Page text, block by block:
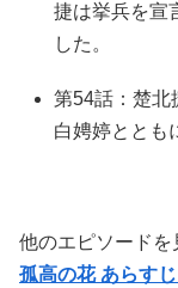
捷は挙兵を宣
した。
第54話：楚北
白娉婷ととも
他のエピソードを
孤高の花 あらす